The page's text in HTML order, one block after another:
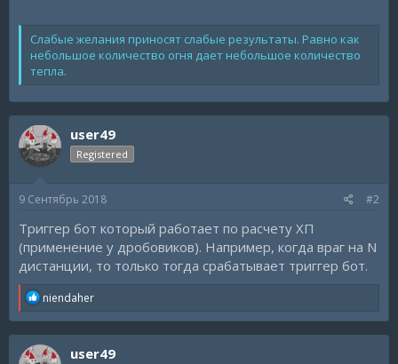
Слабые желания приносят слабые результаты. Равно как
небольшое количество огня дает небольшое количество
тепла.
user49
Registered
9 Сентябрь 2018 #2
Триггер бот который работает по расчету ХП
(применение у дробовиков). Например, когда враг на N
дистанции, то только тогда срабатывает триггер бот.
R
a
c
t
niendaher
user49